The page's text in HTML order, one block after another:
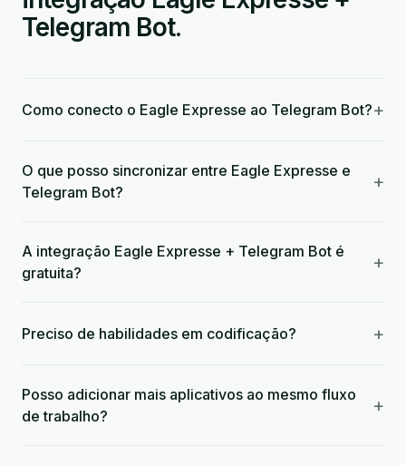
Telegram Bot.
Como conecto o Eagle Expresse ao Telegram Bot?+
O que posso sincronizar entre Eagle Expresse e
Telegram Bot?
+
A integração Eagle Expresse + Telegram Bot é
gratuita?
+
Preciso de habilidades em codificação? +
Posso adicionar mais aplicativos ao mesmo fluxo
de trabalho?
+